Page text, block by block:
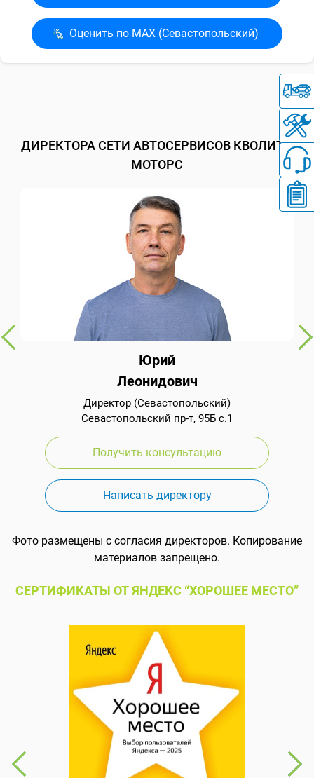
Оценить по MAX (Севасто­польский)
ДИРЕКТОРА СЕТИ АВТОСЕРВИСОВ КВОЛИТИ
МОТОРС
Юрий
Леонидович
Директор (Севастопольский)
Севастопольский пр-т, 95Б с.1
Получить консультацию
Написать директору
Фото размещены с согласия директоров. Копирование
материалов запрещено.
СЕРТИФИКАТЫ ОТ ЯНДЕКС “ХОРОШЕЕ МЕСТО”